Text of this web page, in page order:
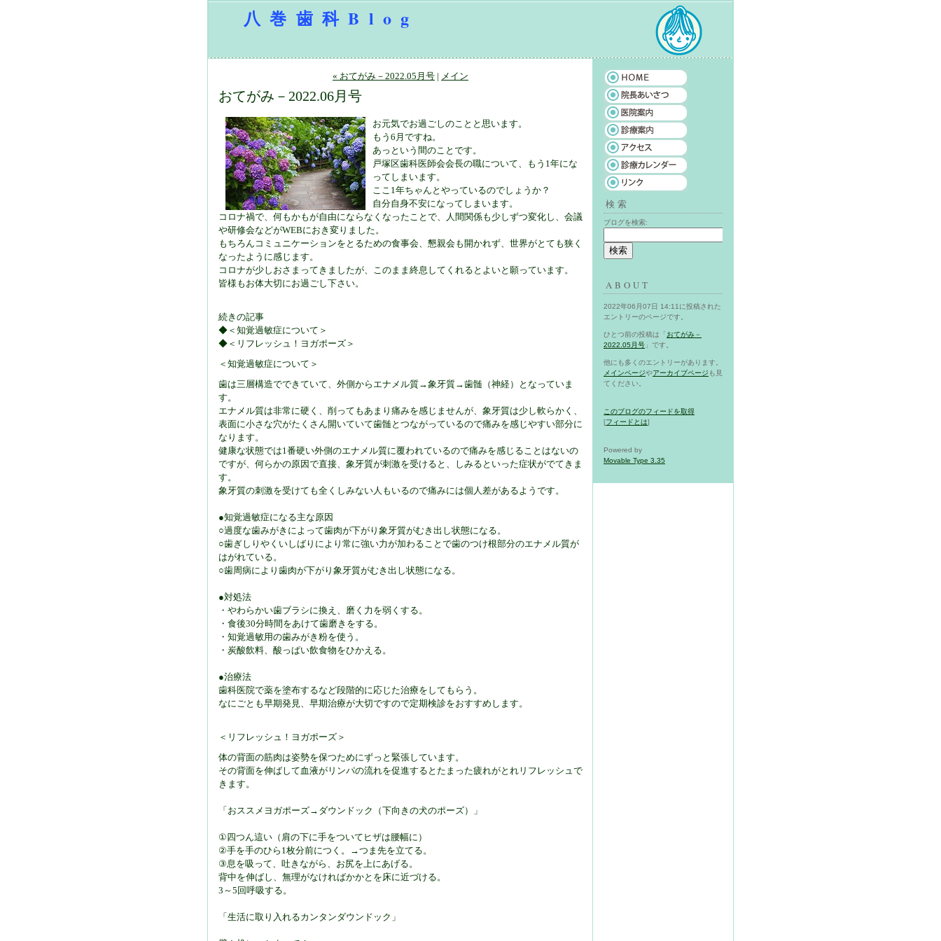
八巻歯科Blog
« おてがみ－2022.05月号 | メイン
おてがみ－2022.06月号
お元気でお過ごしのことと思います。
もう6月ですね。
あっという間のことです。
戸塚区歯科医師会会長の職について、もう1年にな
ってしまいます。
ここ1年ちゃんとやっているのでしょうか？
自分自身不安になってしまいます。
コロナ禍で、何もかもが自由にならなくなったことで、人間関係も少しずつ変化し、会議
や研修会などがWEBにおき変りました。
もちろんコミュニケーションをとるための食事会、懇親会も開かれず、世界がとても狭く
なったように感じます。
コロナが少しおさまってきましたが、このまま終息してくれるとよいと願っています。
皆様もお体大切にお過ごし下さい。
続きの記事
◆＜知覚過敏症について＞
◆＜リフレッシュ！ヨガポーズ＞
＜知覚過敏症について＞
歯は三層構造でできていて、外側からエナメル質→象牙質→歯髄（神経）となっていま
す。
エナメル質は非常に硬く、削ってもあまり痛みを感じませんが、象牙質は少し軟らかく、
表面に小さな穴がたくさん開いていて歯髄とつながっているので痛みを感じやすい部分に
なります。
健康な状態では1番硬い外側のエナメル質に覆われているので痛みを感じることはないの
ですが、何らかの原因で直接、象牙質が刺激を受けると、しみるといった症状がでてきま
す。
象牙質の刺激を受けても全くしみない人もいるので痛みには個人差があるようです。
●知覚過敏症になる主な原因
○過度な歯みがきによって歯肉が下がり象牙質がむき出し状態になる。
○歯ぎしりやくいしばりにより常に強い力が加わることで歯のつけ根部分のエナメル質が
はがれている。
○歯周病により歯肉が下がり象牙質がむき出し状態になる。
●対処法
・やわらかい歯ブラシに換え、磨く力を弱くする。
・食後30分時間をあけて歯磨きをする。
・知覚過敏用の歯みがき粉を使う。
・炭酸飲料、酸っぱい飲食物をひかえる。
●治療法
歯科医院で薬を塗布するなど段階的に応じた治療をしてもらう。
なにごとも早期発見、早期治療が大切ですので定期検診をおすすめします。
＜リフレッシュ！ヨガポーズ＞
体の背面の筋肉は姿勢を保つためにずっと緊張しています。
その背面を伸ばして血液がリンパの流れを促進するとたまった疲れがとれリフレッシュで
きます。
「おススメヨガポーズ→ダウンドック（下向きの犬のポーズ）」
①四つん這い（肩の下に手をついてヒザは腰幅に）
②手を手のひら1枚分前につく。→つま先を立てる。
③息を吸って、吐きながら、お尻を上にあげる。
背中を伸ばし、無理がなければかかとを床に近づける。
3～5回呼吸する。
「生活に取り入れるカンタンダウンドック」
検索
ブログを検索:
ABOUT
2022年06月07日 14:11に投稿された
エントリーのページです。
ひとつ前の投稿は「おてがみ－
2022.05月号 」です。
他にも多くのエントリーがあります。
メインページやアーカイブページ も見
てください。
このブログのフィードを取得
[フィードとは]
Powered by
Movable Type 3.35